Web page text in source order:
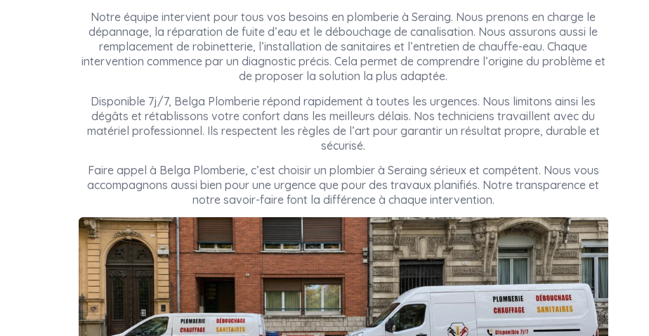
Notre équipe intervient pour tous vos besoins en plomberie à Seraing. Nous prenons en charge le
dépannage, la réparation de fuite d’eau et le débouchage de canalisation. Nous assurons aussi le
remplacement de robinetterie, l’installation de sanitaires et l’entretien de chauffe-eau. Chaque
intervention commence par un diagnostic précis. Cela permet de comprendre l’origine du problème et
de proposer la solution la plus adaptée.
Disponible 7j/7, Belga Plomberie répond rapidement à toutes les urgences. Nous limitons ainsi les
dégâts et rétablissons votre confort dans les meilleurs délais. Nos techniciens travaillent avec du
matériel professionnel. Ils respectent les règles de l’art pour garantir un résultat propre, durable et
sécurisé.
Faire appel à Belga Plomberie, c’est choisir un plombier à Seraing sérieux et compétent. Nous vous
accompagnons aussi bien pour une urgence que pour des travaux planifiés. Notre transparence et
notre savoir-faire font la différence à chaque intervention.